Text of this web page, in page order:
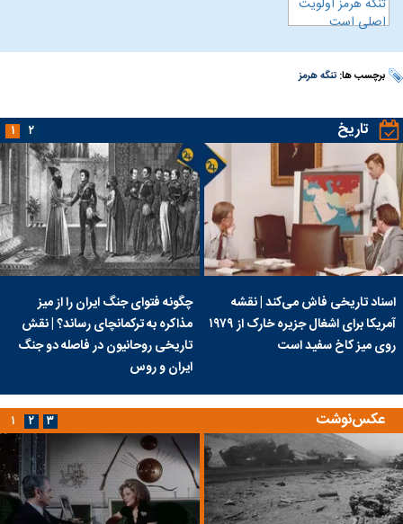
برچسب ها: تنگه هرمز
تاریخ
اسناد تاریخی فاش می‌کند | نقشه
آمریکا برای اشغال جزیره خارک از ۱۹۷۹
روی میز کاخ سفید است
چگونه فتوای جنگ ایران را از میز
مذاکره به ترکمانچای رساند؟ | نقش
تاریخی روحانیون در فاصله دو جنگ
ایران و روس
۱ ۲
عکس‌نوشت ۱ ۲ ۳